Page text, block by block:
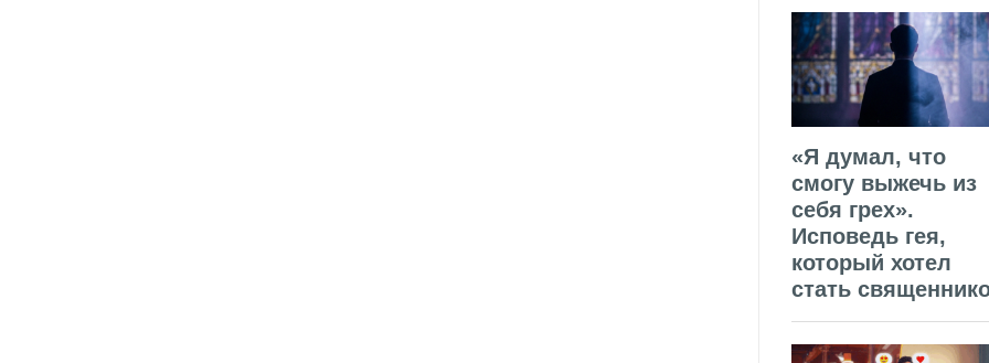
«Я думал, что
смогу выжечь из
себя грех».
Исповедь гея,
который хотел
стать